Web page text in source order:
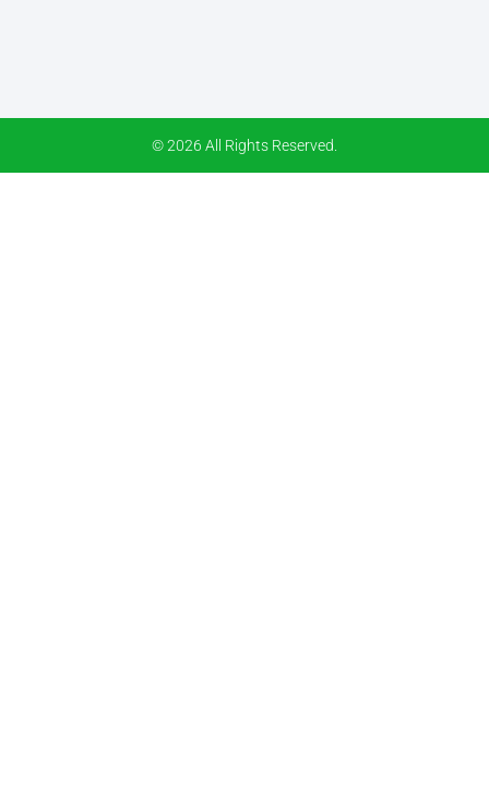
© 2026 All Rights Reserved.